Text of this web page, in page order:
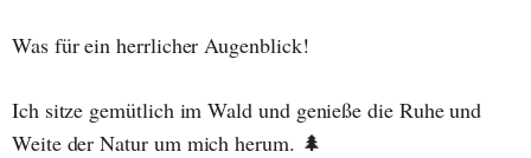
Was für ein herrlicher Augenblick!
Ich sitze gemütlich im Wald und genieße die Ruhe und
Weite der Natur um mich herum. 🌲